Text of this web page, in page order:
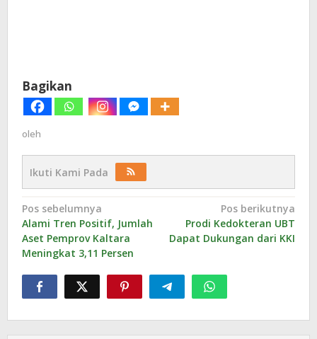
Bagikan
oleh
Ikuti Kami Pada
Navigasi
pos
Pos sebelumnya
Alami Tren Positif, Jumlah
Aset Pemprov Kaltara
Meningkat 3,11 Persen
Pos berikutnya
Prodi Kedokteran UBT
Dapat Dukungan dari KKI